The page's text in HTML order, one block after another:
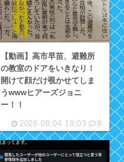
【動画】高市早苗、避難所
の教室のドアをいきなり！
開けて顔だけ覗かせてしま
うwwwヒアーズジョニ
ー！！
2026.08.04 18:03 0